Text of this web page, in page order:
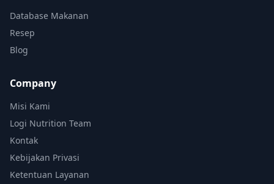
Database Makanan
Resep
Blog
Company
Misi Kami
Logi Nutrition Team
Kontak
Kebijakan Privasi
Ketentuan Layanan